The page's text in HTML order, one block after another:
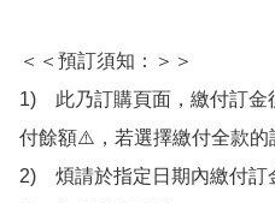
＜＜預訂須知：＞＞
1)　此乃訂購頁面，繳付訂
付餘額⚠️，若選擇繳付全款的
2)　煩請於指定日期內繳付